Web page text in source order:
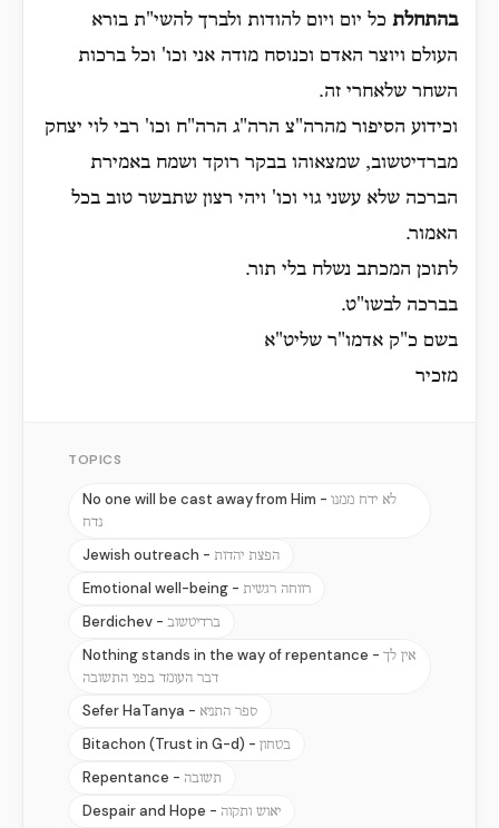
בהתחלת כל יום ויום להודות ולברך להשי"ת בורא
העולם ויוצר האדם וכנוסח מודה אני וכו' וכל ברכות
השחר שלאחרי זה.
וכידוע הסיפור מהרה"צ הרה"ג הרה"ח וכו' רבי לוי יצחק
מברדיטשוב, שמצאוהו בבקר רוקד ושמח באמירת
הברכה שלא עשני גוי וכו' ויהי רצון שתבשר טוב בכל
האמור.
לתוכן המכתב נשלח בלי תור.
בברכה לבשו"ט.
בשם כ"ק אדמו"ר שליט"א
מזכיר
TOPICS
No one will be cast away from Him - לא ידח ממנו
נדח
Jewish outreach - הפצת יהדות
Emotional well-being - רווחה רגשית
Berdichev - ברדיטשוב
Nothing stands in the way of repentance - אין לך
דבר העומד בפני התשובה
Sefer HaTanya - ספר התניא
Bitachon (Trust in G-d) - בטחון
Repentance - תשובה
Despair and Hope - יאוש ותקוה